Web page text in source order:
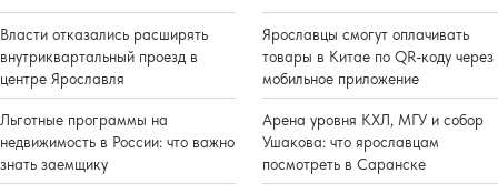
Власти отказались расширять
внутриквартальный проезд в
центре Ярославля
Льготные программы на
недвижимость в России: что важно
знать заемщику
Ярославцы смогут оплачивать
товары в Китае по QR-коду через
мобильное приложение
Арена уровня КХЛ, МГУ и собор
Ушакова: что ярославцам
посмотреть в Саранске